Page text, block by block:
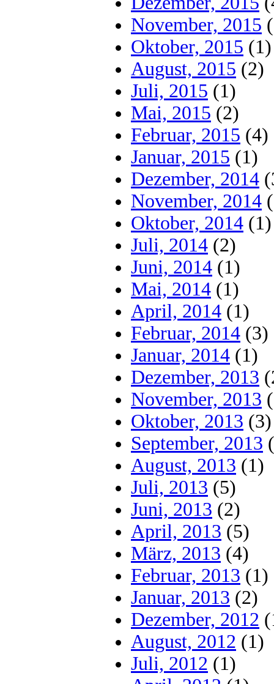
November, 2015
Oktober, 2015 (1)
August, 2015 (2)
Juli, 2015 (1)
Mai, 2015 (2)
Februar, 2015 (4)
Januar, 2015 (1)
Dezember, 2014
November, 2014
Oktober, 2014 (1)
Juli, 2014 (2)
Juni, 2014 (1)
Mai, 2014 (1)
April, 2014 (1)
Februar, 2014 (3)
Januar, 2014 (1)
Dezember, 2013
November, 2013
Oktober, 2013 (3)
September, 2013
August, 2013 (1)
Juli, 2013 (5)
Juni, 2013 (2)
April, 2013 (5)
März, 2013 (4)
Februar, 2013 (1)
Januar, 2013 (2)
Dezember, 2012
August, 2012 (1)
Juli, 2012 (1)